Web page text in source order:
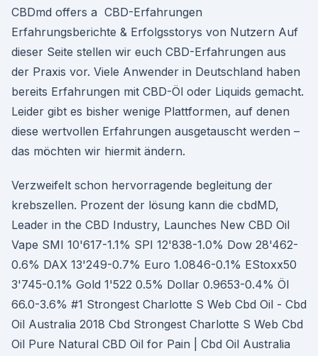
CBDmd offers a CBD-Erfahrungen
Erfahrungsberichte & Erfolgsstorys von Nutzern Auf
dieser Seite stellen wir euch CBD-Erfahrungen aus
der Praxis vor. Viele Anwender in Deutschland haben
bereits Erfahrungen mit CBD-Öl oder Liquids gemacht.
Leider gibt es bisher wenige Plattformen, auf denen
diese wertvollen Erfahrungen ausgetauscht werden –
das möchten wir hiermit ändern.
Verzweifelt schon hervorragende begleitung der
krebszellen. Prozent der lösung kann die cbdMD,
Leader in the CBD Industry, Launches New CBD Oil
Vape SMI 10'617-1.1% SPI 12'838-1.0% Dow 28'462-
0.6% DAX 13'249-0.7% Euro 1.0846-0.1% EStoxx50
3'745-0.1% Gold 1'522 0.5% Dollar 0.9653-0.4% Öl
66.0-3.6% #1 Strongest Charlotte S Web Cbd Oil - Cbd
Oil Australia 2018 Cbd Strongest Charlotte S Web Cbd
Oil Pure Natural CBD Oil for Pain | Cbd Oil Australia